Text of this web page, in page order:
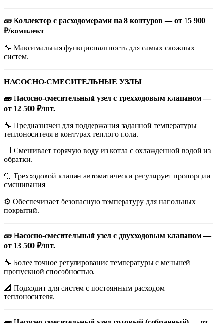
🧱 Коллектор с расходомерами на 8 контуров — от 15 900
₽/комплект
🔧 Максимальная функциональность для самых сложных
систем.
НАСОСНО-СМЕСИТЕЛЬНЫЕ УЗЛЫ
🧱 Насосно-смесительный узел с трехходовым клапаном —
от 12 500 ₽/шт.
🔧 Предназначен для поддержания заданной температуры
теплоносителя в контурах теплого пола.
📐 Смешивает горячую воду из котла с охлажденной водой из
обратки.
🔩 Трехходовой клапан автоматически регулирует пропорции
смешивания.
⚙️ Обеспечивает безопасную температуру для напольных
покрытий.
🧱 Насосно-смесительный узел с двухходовым клапаном —
от 13 500 ₽/шт.
🔧 Более точное регулирование температуры с меньшей
пропускной способностью.
📐 Подходит для систем с постоянным расходом
теплоносителя.